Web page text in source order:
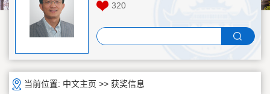
320
当前位置: 中文主页 >> 获奖信息